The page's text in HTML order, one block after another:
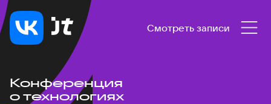
Смотреть записи
Конференция
о технологиях